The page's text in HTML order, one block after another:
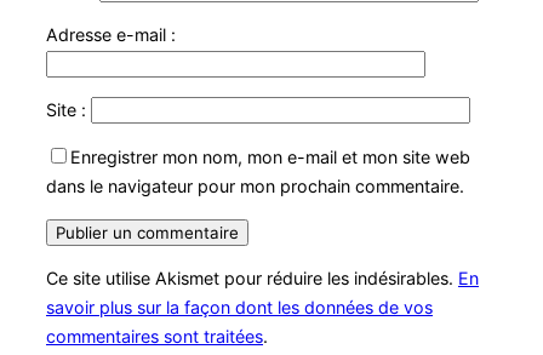
Adresse e-mail :
Site :
Enregistrer mon nom, mon e-mail et mon site web
dans le navigateur pour mon prochain commentaire.
Ce site utilise Akismet pour réduire les indésirables. En
savoir plus sur la façon dont les données de vos
commentaires sont traitées.